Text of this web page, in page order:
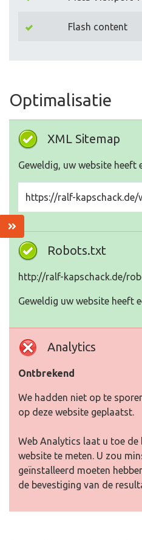
Flash content
Optimalisatie
XML Sitemap
Geweldig, uw website heeft
https://ralf-kapschack.de/
Robots.txt
http://ralf-kapschack.de/
Geweldig uw website heeft
Analytics
Ontbrekend
We hadden niet op te
op deze website geplaatst.
Web Analytics laat u toe
website te meten. U zou
geïnstalleerd moeten
de bevestiging van de